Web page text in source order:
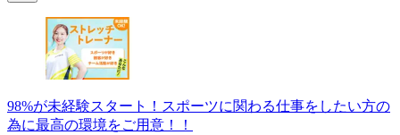
98%が未経験スタート！スポーツに関わる仕事をしたい方の
為に最高の環境をご用意！！